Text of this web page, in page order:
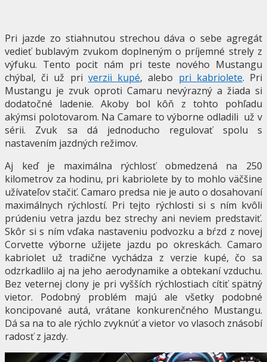
Pri jazde zo stiahnutou strechou dáva o sebe agregát
vedieť bublavým zvukom doplneným o príjemné strely z
výfuku. Tento pocit nám pri teste nového Mustangu
chýbal, či už pri verzii kupé, alebo pri kabriolete. Pri
Mustangu je zvuk oproti Camaru nevýrazný a žiada si
dodatočné ladenie. Akoby bol kôň z tohto pohľadu
akýmsi polotovarom. Na Camare to výborne odladili už v
sérii. Zvuk sa dá jednoducho regulovať spolu s
nastavením jazdných režimov.
Aj keď je maximálna rýchlosť obmedzená na 250
kilometrov za hodinu, pri kabriolete by to mohlo väčšine
užívateľov stačiť. Camaro predsa nie je auto o dosahovaní
maximálnych rýchlostí. Pri tejto rýchlosti si s ním kvôli
prúdeniu vetra jazdu bez strechy ani neviem predstaviť.
Skôr si s ním vďaka nastaveniu podvozku a bŕzd z novej
Corvette výborne užijete jazdu po okreskách. Camaro
kabriolet už tradične vychádza z verzie kupé, čo sa
odzrkadlilo aj na jeho aerodynamike a obtekaní vzduchu.
Bez veternej clony je pri vyšších rýchlostiach cítiť spätný
vietor. Podobný problém majú ale všetky podobné
koncipované autá, vrátane konkurenčného Mustangu.
Dá sa na to ale rýchlo zvyknúť a vietor vo vlasoch znásobí
radosť z jazdy.